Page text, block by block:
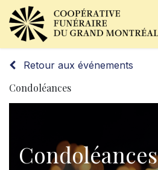
Retour aux événements
Condoléances
Condoléances